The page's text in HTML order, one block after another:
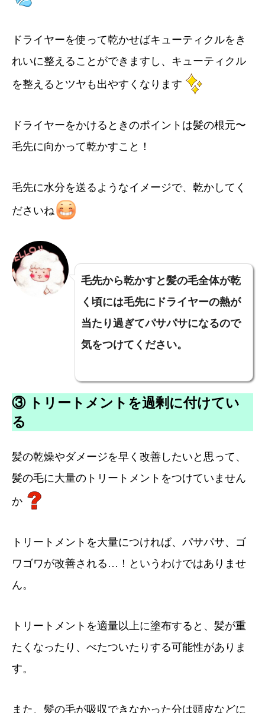
ドライヤーを使って乾かせばキューティクルをき
れいに整えることができますし、キューティクル
を整えるとツヤも出やすくなります
ドライヤーをかけるときのポイントは髪の根元〜
毛先に向かって乾かすこと！
毛先に水分を送るようなイメージで、乾かしてく
ださいね
毛先から乾かすと髪の毛全体が乾
く頃には毛先にドライヤーの熱が
当たり過ぎてパサパサになるので
気をつけてください。
③ トリートメントを過剰に付けてい
る
髪の乾燥やダメージを早く改善したいと思って、
髪の毛に大量のトリートメントをつけていません
か
トリートメントを大量につければ、パサパサ、ゴ
ワゴワが改善される…！というわけではありませ
ん。
トリートメントを適量以上に塗布すると、髪が重
たくなったり、べたついたりする可能性がありま
す。
また、髪の毛が吸収できなかった分は頭皮などに